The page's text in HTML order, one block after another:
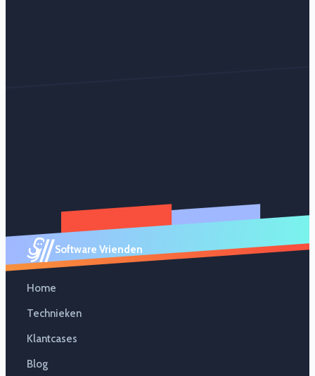
Software Vrienden
Home
Technieken
Klantcases
Blog